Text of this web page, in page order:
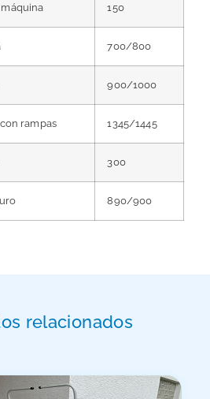
150
700/800
900/1000
rampas 1345/1445
300
890/900
relacionados